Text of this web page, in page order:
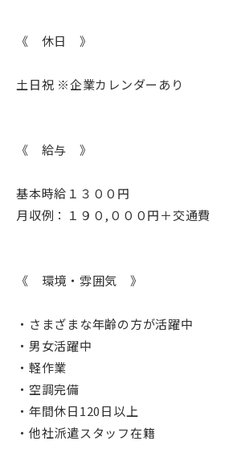
《 休日 》
土日祝 ※企業カレンダーあり
《 給与 》
基本時給１３００円
月収例：１９０,０００円＋交通費
《 環境・雰囲気 》
・さまざまな年齢の方が活躍中
・男女活躍中
・軽作業
・空調完備
・年間休日120日以上
・他社派遣スタッフ在籍